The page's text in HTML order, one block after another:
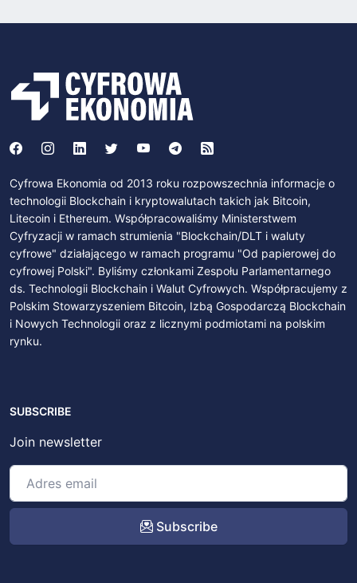
Cyfrowa Ekonomia od 2013 roku rozpowszechnia informacje o
technologii Blockchain i kryptowalutach takich jak Bitcoin,
Litecoin i Ethereum. Współpracowaliśmy Ministerstwem
Cyfryzacji w ramach strumienia "Blockchain/DLT i waluty
cyfrowe" działającego w ramach programu "Od papierowej do
cyfrowej Polski". Byliśmy członkami Zespołu Parlamentarnego
ds. Technologii Blockchain i Walut Cyfrowych. Współpracujemy z
Polskim Stowarzyszeniem Bitcoin, Izbą Gospodarczą Blockchain
i Nowych Technologii oraz z licznymi podmiotami na polskim
rynku.
SUBSCRIBE
Join newsletter
Subscribe